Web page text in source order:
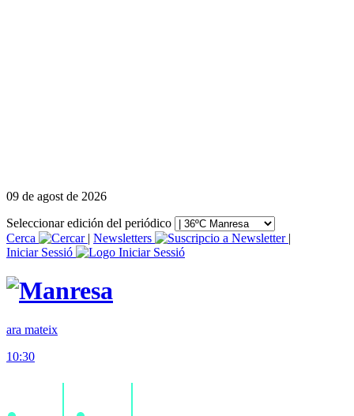
09 de agost de 2026
Seleccionar edición del periódico
Cerca
| Newsletters
|
Iniciar Sessió
ara mateix
10:30